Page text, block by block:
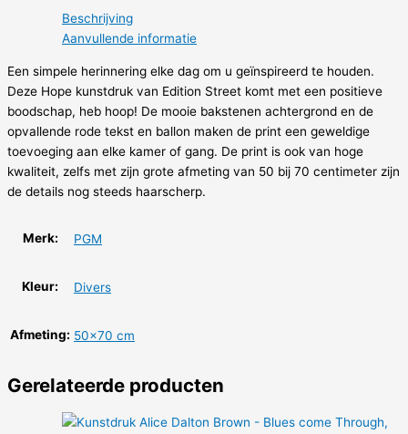
Beschrijving
Aanvullende informatie
Een simpele herinnering elke dag om u geïnspireerd te houden.
Deze Hope kunstdruk van Edition Street komt met een positieve
boodschap, heb hoop! De mooie bakstenen achtergrond en de
opvallende rode tekst en ballon maken de print een geweldige
toevoeging aan elke kamer of gang. De print is ook van hoge
kwaliteit, zelfs met zijn grote afmeting van 50 bij 70 centimeter zijn
de details nog steeds haarscherp.
Merk: PGM
Kleur: Divers
Afmeting: 50×70 cm
Gerelateerde producten